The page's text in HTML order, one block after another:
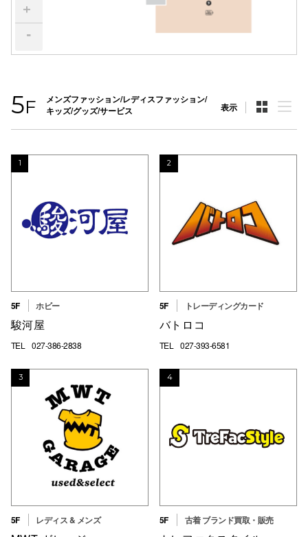
-
+
5F
メンズファッション/レディスファッション/
キッズ/グッズ/サービス
表示
1
5F ホビー
駿河屋
TEL 027-386-2838
2
5F トレーディングカード
バトロコ
TEL 027-393-6581
3
5F レディス & メンズ
4
5F 古着 ブランド買取・販売仙台フォ